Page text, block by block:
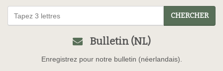
CHERCHER
Bulletin (NL)
Enregistrez pour notre bulletin (néerlandais).